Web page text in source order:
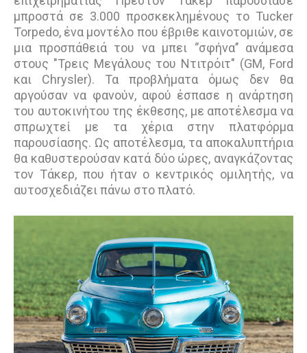
μπροστά σε 3.000 προσκεκλημένους το Tucker
Torpedo, ένα μοντέλο που έβριθε καινοτομιών, σε
μια προσπάθειά του να μπει ‘’σφήνα’’ ανάμεσα
στους "Τρεις Μεγάλους του Ντιτρόιτ" (GM, Ford
και Chrysler). Τα προβλήματα όμως δεν θα
αργούσαν να φανούν, αφού έσπασε η ανάρτηση
του αυτοκινήτου της έκθεσης, με αποτέλεσμα να
σπρωχτεί με τα χέρια στην πλατφόρμα
παρουσίασης. Ως αποτέλεσμα, τα αποκαλυπτήρια
θα καθυστερούσαν κατά δύο ώρες, αναγκάζοντας
τον Τάκερ, που ήταν ο κεντρικός ομιλητής, να
αυτοσχεδιάζει πάνω στο πλατό.